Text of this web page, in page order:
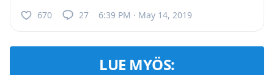
670 27 6:39 PM · May 14, 2019
LUE MYÖS: